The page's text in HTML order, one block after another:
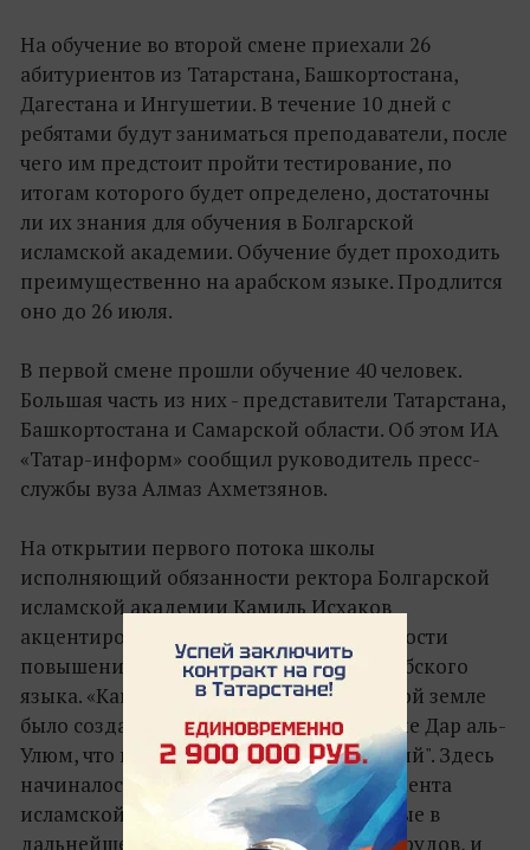
На обучение во второй смене приехали 26
абитуриентов из Татарстана, Башкортостана,
Дагестана и Ингушетии. В течение 10 дней с
ребятами будут заниматься преподаватели, после
чего им предстоит пройти тестирование, по
итогам которого будет определено, достаточны
ли их знания для обучения в Болгарской
исламской академии. Обучение будет проходить
преимущественно на арабском языке. Продлится
оно до 26 июля.
В первой смене прошли обучение 40 человек.
Большая часть из них - представители Татарстана,
Башкортостана и Самарской области. Об этом ИА
«Татар-информ» сообщил руководитель пресс-
службы вуза Алмаз Ахметзянов.
На открытии первого потока школы
исполняющий обязанности ректора Болгарской
исламской академии Камиль Исхаков
акцентировал внимание на необходимости
повышения абитуриентами знания арабского
языка. «Как вы знаете, в 1080 году на этой земле
было создано высшее учебное заведение Дар аль-
Улюм, что переводилось как "Дом знаний". Здесь
начиналось создание мощного фундамента
исламской науки в лице ученых, которые в
дальнейшем написали более 30 тысяч трудов, и